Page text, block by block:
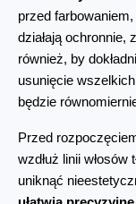
przed
działają ochronnie,
również, by
usunięcie
będzie
Przed
wzdłuż linii
uniknąć